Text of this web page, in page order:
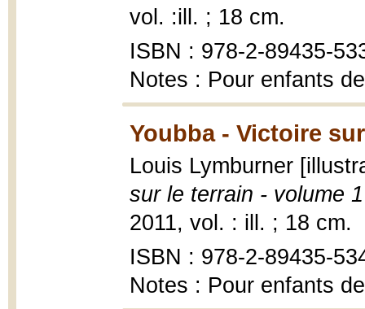
vol. :ill. ; 18 cm.
ISBN : 978-2-89435-
Notes : Pour enfants
Youbba - Victoire
Louis Lymburner
sur le terrain - volume 1
2011, vol. : ill. ; 18 cm.
ISBN : 978-2-89435-
Notes : Pour enfants